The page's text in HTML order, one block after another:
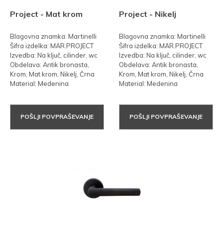
Project - Mat krom
Blagovna znamka: Martinelli
Šifra izdelka: MAR.PROJECT
Izvedba: Na ključ, cilinder, wc
Obdelava: Antik bronasta,
Krom, Mat krom, Nikelj, Črna
Material: Medenina
POŠLJI POVPRAŠEVANJE
Project - Nikelj
Blagovna znamka: Martinelli
Šifra izdelka: MAR.PROJECT
Izvedba: Na ključ, cilinder, wc
Obdelava: Antik bronasta,
Krom, Mat krom, Nikelj, Črna
Material: Medenina
POŠLJI POVPRAŠEVANJE